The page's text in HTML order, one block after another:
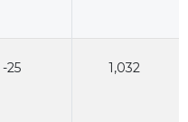
-25 1,032